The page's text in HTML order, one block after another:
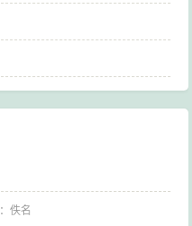
：佚名